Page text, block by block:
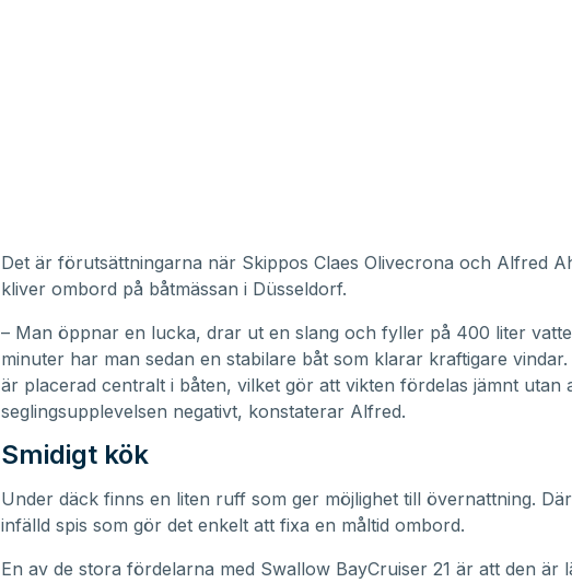
Det är förutsättningarna när Skippos Claes Olivecrona och Alfred
kliver ombord på båtmässan i Düsseldorf.
– Man öppnar en lucka, drar ut en slang och fyller på 400 liter
minuter har man sedan en stabilare båt som klarar kraftigare vindar.
är placerad centralt i båten, vilket gör att vikten fördelas jämnt utan
seglingsupplevelsen negativt, konstaterar Alfred.
Smidigt kök
Under däck finns en liten ruff som ger möjlighet till övernattning.
infälld spis som gör det enkelt att fixa en måltid ombord.
En av de stora fördelarna med Swallow BayCruiser 21 är att den är